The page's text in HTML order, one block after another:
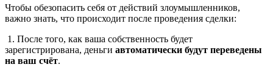
Чтобы обезопасить себя от действий злоумышленников,
важно знать, что происходит после проведения сделки:
1. После того, как ваша собственность будет
зарегистрирована, деньги автоматически будут переведены
на ваш счёт.